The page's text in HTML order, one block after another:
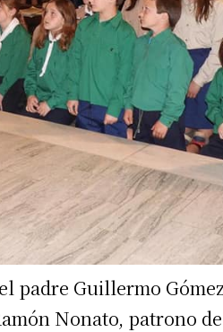
padre Guillermo
Nonato, patrono